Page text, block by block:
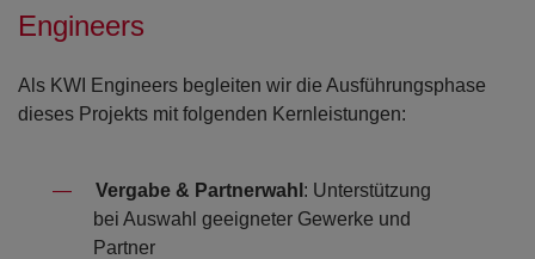
Engineers
Als KWI Engineers begleiten wir die Ausführungsphase
dieses Projekts mit folgenden Kernleistungen:
Vergabe & Partnerwahl : Unterstützung
bei Auswahl geeigneter Gewerke und
Partner